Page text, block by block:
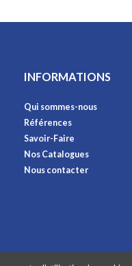
INFORMATIONS
Qui sommes-nous
Références
Savoir-Faire
Nos Catalogues
Nous contacter